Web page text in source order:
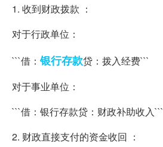
1. 收到财政拨款 ：
对于行政单位：
```借：银行存款贷：拨入经费```
对于事业单位：
```借：银行存款贷：财政补助收入```
2. 财政直接支付的资金收回 ：